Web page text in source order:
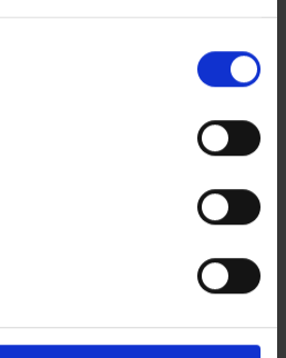
CIUDADES PATRIMONIO
III - SANTIAGO DE CO...